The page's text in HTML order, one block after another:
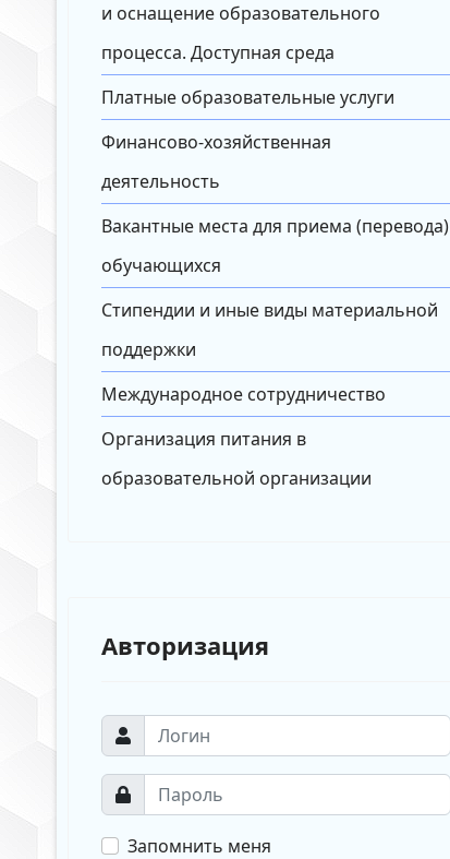
и оснащение образовательного
процесса. Доступная среда
Платные образовательные услуги
Финансово-хозяйственная
деятельность
Вакантные места для приема (перевода)
обучающихся
Стипендии и иные виды материальной
поддержки
Международное сотрудничество
Организация питания в
образовательной организации
Авторизация
Запомнить меня